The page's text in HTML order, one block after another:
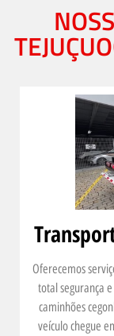
Oferecemos
total segurança
caminhões
veículo chegue